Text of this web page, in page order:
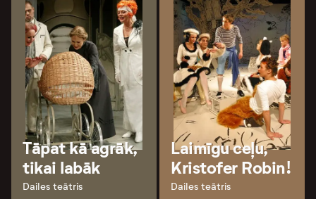
Tāpat kā agrāk,
tikai labāk
Dailes teātris
Laimīgu ceļu,
Kristofer Robin!
Dailes teātris